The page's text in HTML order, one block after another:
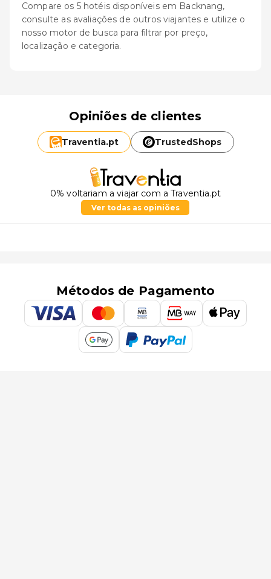
Compare os 5 hotéis disponíveis em Backnang,
consulte as avaliações de outros viajantes e utilize o
nosso motor de busca para filtrar por preço,
localização e categoria.
Opiniões de clientes
Traventia.pt TrustedShops
0% voltariam a viajar com a Traventia.pt
Ver todas as opiniões
Métodos de Pagamento